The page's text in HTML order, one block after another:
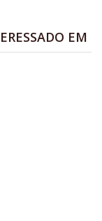
EM